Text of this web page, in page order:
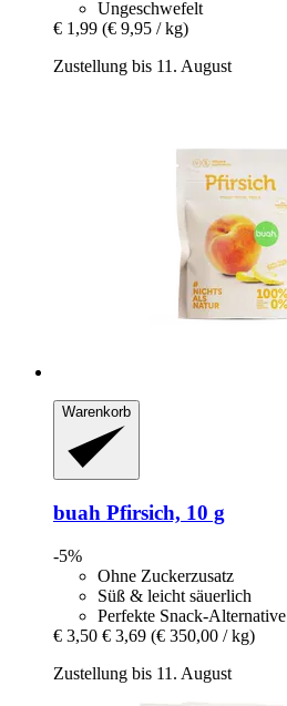
Ungeschwefelt
€ 1,99 (€ 9,95 / kg)
Zustellung bis 11. August
Warenkorb
buah Pfirsich, 10 g
-5%
Ohne Zuckerzusatz
Süß & leicht säuerlich
Perfekte Snack-Alternative
€ 3,50 € 3,69 (€ 350,00 / kg)
Zustellung bis 11. August